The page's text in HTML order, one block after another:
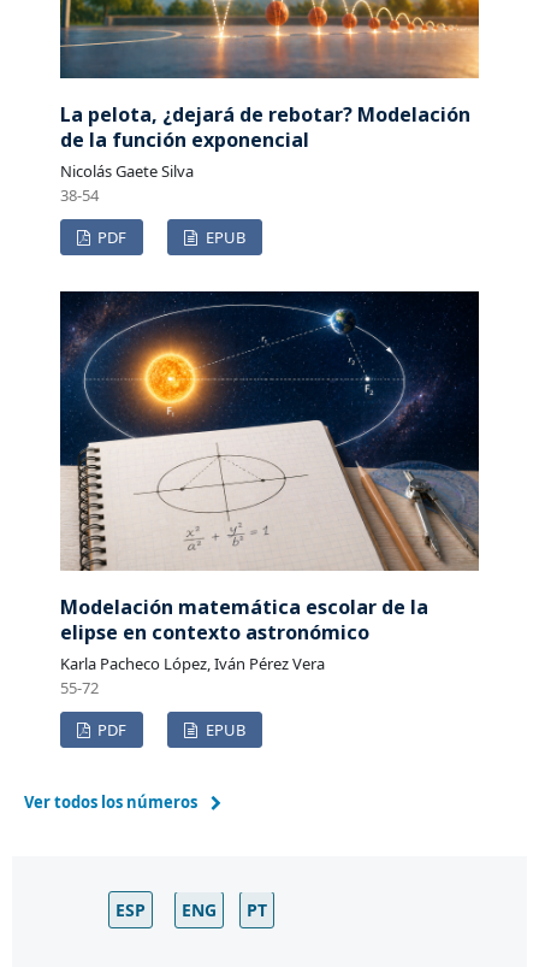
La pelota, ¿dejará de rebotar? Modelación
de la función exponencial
Nicolás Gaete Silva
38-54
PDF
EPUB
Modelación matemática escolar de la
elipse en contexto astronómico
Karla Pacheco López, Iván Pérez Vera
55-72
PDF
EPUB
Ver todos los números
ESP ENG PT